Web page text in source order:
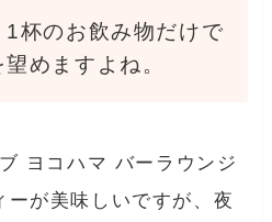
杯のお飲み物だけで
めますよね。
ヨコハマ バーラウンジ
ーが美味しいですが、夜